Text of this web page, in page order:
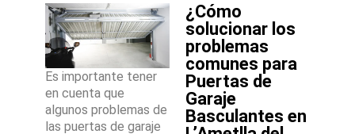
Es importante tener
en cuenta que
algunos problemas de
las puertas de garaje
¿Cómo
solucionar los
problemas
comunes para
Puertas de
Garaje
Basculantes en